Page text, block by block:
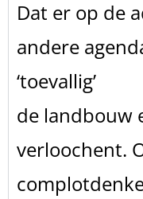
Dat er op de
andere
‘toevallig’
de landbouw
verloochent.